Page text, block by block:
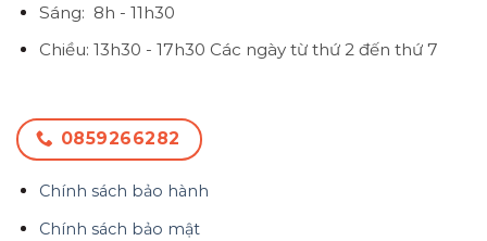
Sáng: 8h - 11h30
Chiều: 13h30 - 17h30 Các ngày từ thứ 2 đến thứ 7
0859266282
Chính sách bảo hành
Chính sách bảo mật